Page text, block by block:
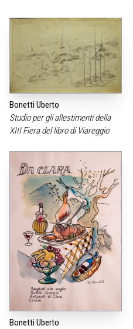
Bonetti Uberto
Studio per gli allestimenti della
XIII Fiera del libro di Viareggio
Bonetti Uberto